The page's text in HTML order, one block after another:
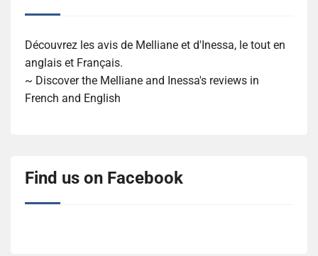
Découvrez les avis de Melliane et d'Inessa, le tout en
anglais et Français.
~ Discover the Melliane and Inessa's reviews in
French and English
Find us on Facebook